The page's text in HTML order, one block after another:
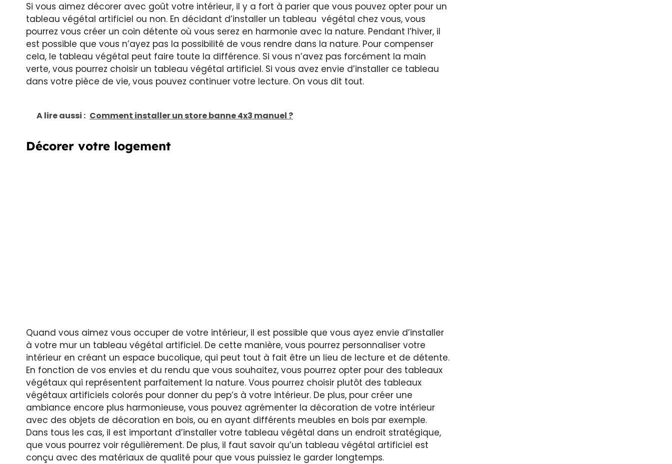
Si vous aimez décorer avec goût votre intérieur, il y a fort à parier que vous pouvez opter pour un
tableau végétal artificiel ou non. En décidant d’installer un tableau végétal chez vous, vous
pourrez vous créer un coin détente où vous serez en harmonie avec la nature. Pendant l’hiver, il
est possible que vous n’ayez pas la possibilité de vous rendre dans la nature. Pour compenser
cela, le tableau végétal peut faire toute la différence. Si vous n’avez pas forcément la main
verte, vous pourrez choisir un tableau végétal artificiel. Si vous avez envie d’installer ce tableau
dans votre pièce de vie, vous pouvez continuer votre lecture. On vous dit tout.
A lire aussi : Comment installer un store banne 4x3 manuel ?
Décorer votre logement
Quand vous aimez vous occuper de votre intérieur, il est possible que vous ayez envie d’installer
à votre mur un tableau végétal artificiel. De cette manière, vous pourrez personnaliser votre
intérieur en créant un espace bucolique, qui peut tout à fait être un lieu de lecture et de détente.
En fonction de vos envies et du rendu que vous souhaitez, vous pourrez opter pour des tableaux
végétaux qui représentent parfaitement la nature. Vous pourrez choisir plutôt des tableaux
végétaux artificiels colorés pour donner du pep’s à votre intérieur. De plus, pour créer une
ambiance encore plus harmonieuse, vous pouvez agrémenter la décoration de votre intérieur
avec des objets de décoration en bois, ou en ayant différents meubles en bois par exemple.
Dans tous les cas, il est important d’installer votre tableau végétal dans un endroit stratégique,
que vous pourrez voir régulièrement. De plus, il faut savoir qu’un tableau végétal artificiel est
conçu avec des matériaux de qualité pour que vous puissiez le garder longtemps.